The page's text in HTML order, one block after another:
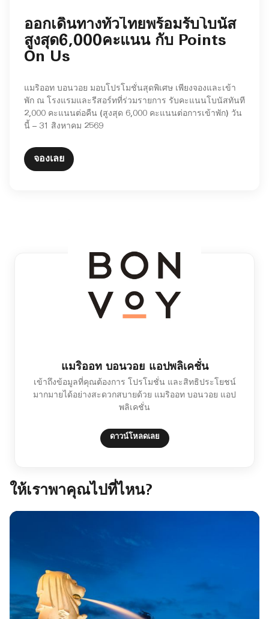
ออกเดินทางทั่วไทยพร้อมรับโบนัส
สูงสุด6,000คะแนน กับ Points
On Us
แมริออท บอนวอย มอบโปรโมชั่นสุดพิเศษ เพียงจองและเข้า
พัก ณ โรงแรมและรีสอร์ทที่ร่วมรายการ รับคะแนนโบนัสทันที
2,000 คะแนนต่อคืน (สูงสุด 6,000 คะแนนต่อการเข้าพัก) วัน
นี้ – 31 สิงหาคม 2569
จองเลย
แมริออท บอนวอย แอปพลิเคชั่น
เข้าถึงข้อมูลที่คุณต้องการ โปรโมชั่น และสิทธิประโยชน์
มากมายได้อย่างสะดวกสบายด้วย แมริออท บอนวอย แอป
พลิเคชั่น​
ดาวน์โหลดเลย
ให้เราพาคุณไปที่ไหน?